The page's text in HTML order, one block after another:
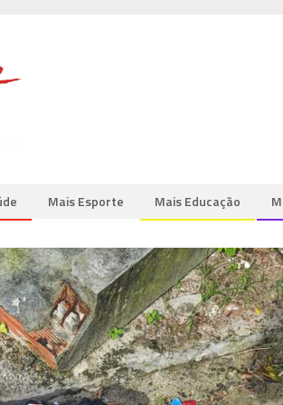
Mais Esporte Mais Educação